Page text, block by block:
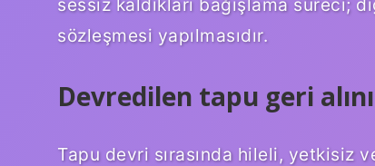
sessiz kaldıkları bağışlama süreci;
sözleşmesi yapılmasıdır.
Devredilen tapu geri
Tapu devri sırasında hileli, yetkisiz